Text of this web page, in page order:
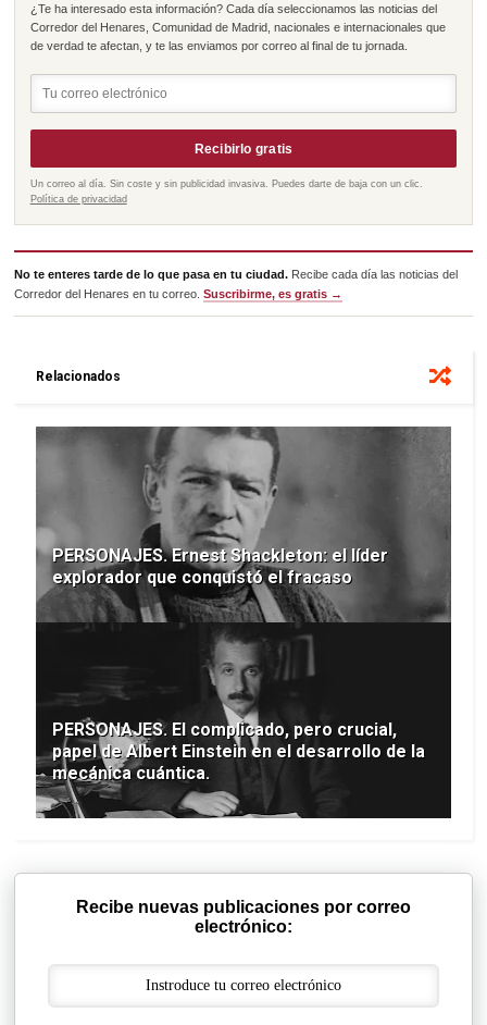
¿Te ha interesado esta información? Cada día seleccionamos las noticias del
Corredor del Henares, Comunidad de Madrid, nacionales e internacionales que
de verdad te afectan, y te las enviamos por correo al final de tu jornada.
Recibirlo gratis
Un correo al día. Sin coste y sin publicidad invasiva. Puedes darte de baja con un clic.
Política de privacidad
No te enteres tarde de lo que pasa en tu ciudad. Recibe cada día las noticias del
Corredor del Henares en tu correo.Suscribirme, es gratis →
Relacionados
PERSONAJES. Ernest Shackleton: el líder
explorador que conquistó el fracaso
PERSONAJES. El complicado, pero crucial,
papel de Albert Einstein en el desarrollo de la
mecánica cuántica.
Recibe nuevas publicaciones por correo
electrónico: